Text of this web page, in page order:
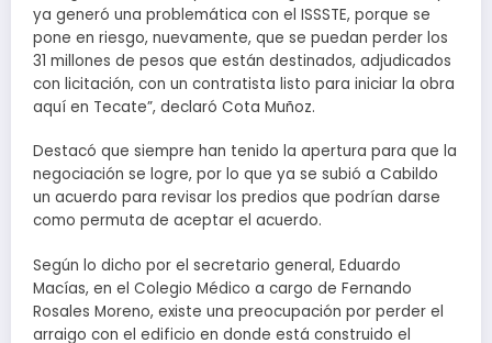
ya generó una problemática con el ISSSTE, porque se
pone en riesgo, nuevamente, que se puedan perder los
31 millones de pesos que están destinados, adjudicados
con licitación, con un contratista listo para iniciar la obra
aquí en Tecate”, declaró Cota Muñoz.
Destacó que siempre han tenido la apertura para que la
negociación se logre, por lo que ya se subió a Cabildo
un acuerdo para revisar los predios que podrían darse
como permuta de aceptar el acuerdo.
Según lo dicho por el secretario general, Eduardo
Macías, en el Colegio Médico a cargo de Fernando
Rosales Moreno, existe una preocupación por perder el
arraigo con el edificio en donde está construido el